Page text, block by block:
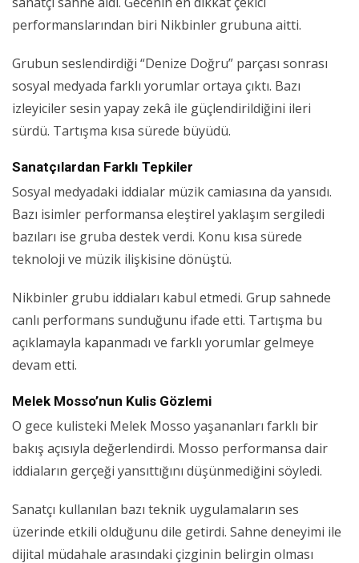
performanslarından biri Nikbinler grubuna aitti.
Grubun seslendirdiği “Denize Doğru” parçası sonrası
sosyal medyada farklı yorumlar ortaya çıktı. Bazı
izleyiciler sesin yapay zekâ ile güçlendirildiğini ileri
sürdü. Tartışma kısa sürede büyüdü.
Sanatçılardan Farklı Tepkiler
Sosyal medyadaki iddialar müzik camiasına da yansıdı.
Bazı isimler performansa eleştirel yaklaşım sergiledi
bazıları ise gruba destek verdi. Konu kısa sürede
teknoloji ve müzik ilişkisine dönüştü.
Nikbinler grubu iddiaları kabul etmedi. Grup sahnede
canlı performans sunduğunu ifade etti. Tartışma bu
açıklamayla kapanmadı ve farklı yorumlar gelmeye
devam etti.
Melek Mosso’nun Kulis Gözlemi
O gece kulisteki Melek Mosso yaşananları farklı bir
bakış açısıyla değerlendirdi. Mosso performansa dair
iddiaların gerçeği yansıttığını düşünmediğini söyledi.
Sanatçı kullanılan bazı teknik uygulamaların ses
üzerinde etkili olduğunu dile getirdi. Sahne deneyimi ile
dijital müdahale arasındaki çizginin belirgin olması